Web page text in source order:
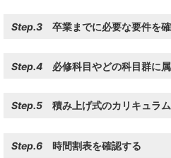
Step.3卒業までに必要な要件を確
Step.4必修科目やどの科目群に属
Step.5積み上げ式のカリキュラム
Step.6時間割表を確認する